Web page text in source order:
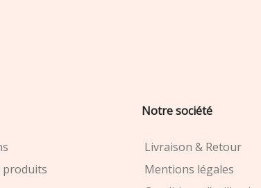
produits
Notre société
Livraison & Retour
Mentions légales